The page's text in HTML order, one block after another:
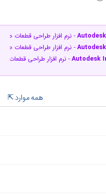
- نرم افزار طراحی قطعات
- نرم افزار طراحی قطعات
Autodesk- نرم افزار طراحی قطعات
همه موارد